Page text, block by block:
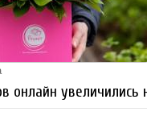
онлайн увеличились